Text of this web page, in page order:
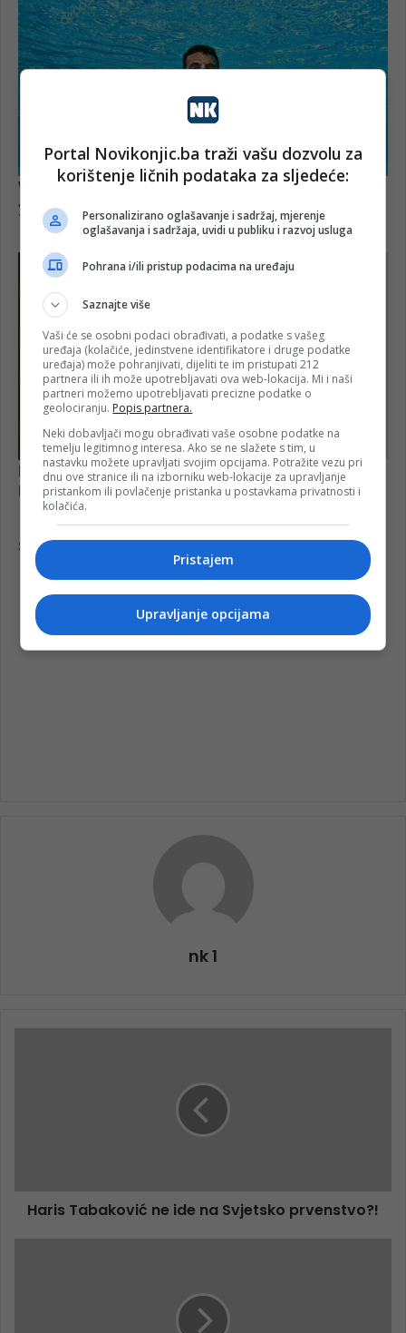
nk 1
Haris Tabaković ne ide na Svjetsko prvenstvo?!
Portal Novikonjic.ba traži vašu dozvolu za
korištenje ličnih podataka za sljedeće:
Personalizirano oglašavanje i sadržaj, mjerenje
oglašavanja i sadržaja, uvidi u publiku i razvoj usluga
Pohrana i/ili pristup podacima na uređaju
Saznajte više
Vaši će se osobni podaci obrađivati, a podatke s vašeg
uređaja (kolačiće, jedinstvene identifikatore i druge podatke
uređaja) može pohranjivati, dijeliti te im pristupati 212
partnera ili ih može upotrebljavati ova web-lokacija. Mi i naši
partneri možemo upotrebljavati precizne podatke o
geolociranju. Popis partnera.
Neki dobavljači mogu obrađivati vaše osobne podatke na
temelju legitimnog interesa. Ako se ne slažete s tim, u
nastavku možete upravljati svojim opcijama. Potražite vezu pri
dnu ove stranice ili na izborniku web-lokacije za upravljanje
pristankom ili povlačenje pristanka u postavkama privatnosti i
kolačića.
Pristajem
Upravljanje opcijama